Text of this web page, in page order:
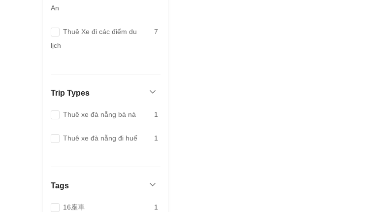
An
Thuê Xe đi các điểm du
lịch
7
Trip Types
Thuê xe đà nẵng bà nà 1
Thuê xe đà nẵng đi huế 1
Tags
16座車 1